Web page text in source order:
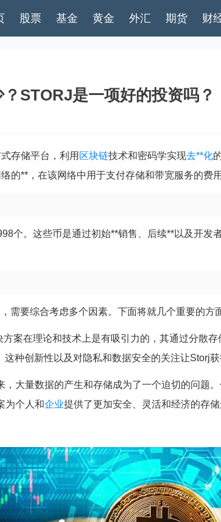
股票 基金 黄金 外汇 期货 财
STORJ是一项好的投资吗？
存储平台，利用 区块链技术和密码学实现去**化
的**，在该网络中用于支付存储和带宽服务的费用
个。这些币是通过初始**销售、后续**以及开发
需要综合考虑多个因素。下面将就几个重要的方
案在理论和技术上是有吸引力的，其通过分散
种创新性以及对隐私和数据安全的关注让Storj获
大量数据的产生和存储成为了一个迫切的问题
为个人和企业提供了更加安全、灵活和经济的存